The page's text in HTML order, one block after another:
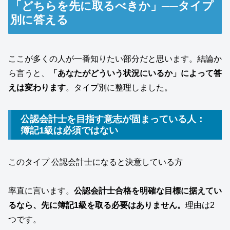
「どちらを先に取るべきか」──タイプ
別に答える
ここが多くの人が一番知りたい部分だと思います。結論か
ら言うと、
「あなたがどういう状況にいるか」によって答
えは変わります。タイプ別に整理しました。
公認会計士を目指す意志が固まっている人：
簿記1級は必須ではない
このタイプ 公認会計士になると決意している方
率直に言います。 公認会計士合格を明確な目標に据えてい
るなら、先に簿記1級を取る必要はありません。 理由は2
つです。